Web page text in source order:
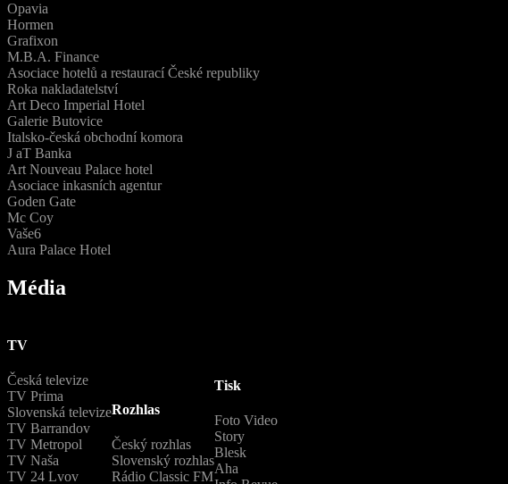
Opavia
Hormen
Grafixon
M.B.A. Finance
Asociace hotelů a restaurací České republiky
Roka nakladatelství
Art Deco Imperial Hotel
Galerie Butovice
Italsko-česká obchodní komora
J aT Banka
Art Nouveau Palace hotel
Asociace inkasních agentur
Goden Gate
Mc Coy
Vaše6
Aura Palace Hotel
Média
TV
Česká televize
TV Prima
Slovenská televize
TV Barrandov
TV Metropol
TV Naša
TV 24 Lvov
Rozhlas
Český rozhlas
Slovenský rozhlas
Rádio Classic FM
Tisk
Foto Video
Story
Blesk
Aha